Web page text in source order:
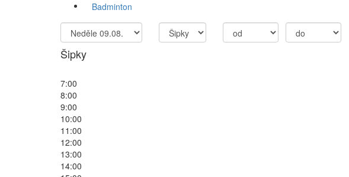
Badminton
Šipky
7:00
8:00
9:00
10:00
11:00
12:00
13:00
14:00